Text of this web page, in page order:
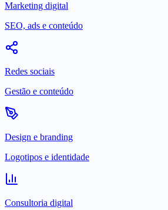
Marketing digital
SEO, ads e conteúdo
Redes sociais
Gestão e conteúdo
Design e branding
Logotipos e identidade
Consultoria digital